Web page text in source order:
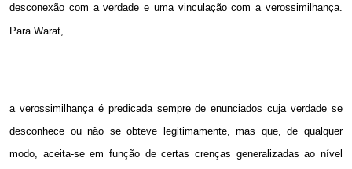
desconexão com a verdade e uma vinculação com a verossimilhança.
Para Warat,
a verossimilhança é predicada sempre de enunciados cuja verdade se
desconhece ou não se obteve legitimamente, mas que, de qualquer
modo, aceita-se em função de certas crenças generalizadas ao nível